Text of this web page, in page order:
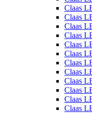
Claas
Claas
Claas
Claas
Claas
Claas
Claas
Claas
Claas
Claas
Claas
Claas